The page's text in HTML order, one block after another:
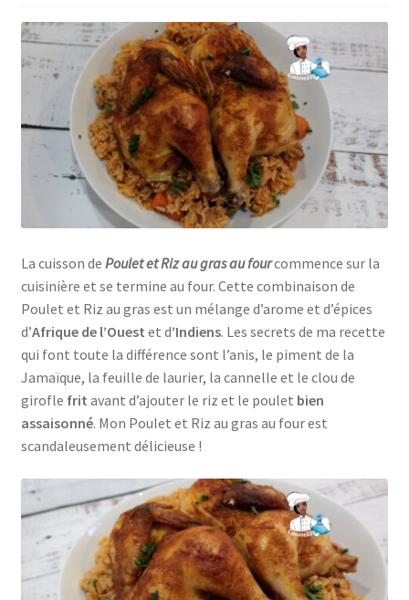
La cuisson de Poulet et Riz au gras au fourcommence sur la
cuisinière et se termine au four. Cette combinaison de
Poulet et Riz au gras est un mélange d’arome et d’épices
d’Afrique de l’Ouest et d’Indiens. Les secrets de ma recette
qui font toute la différence sont l’anis, le piment de la
Jamaïque, la feuille de laurier, la cannelle et le clou de
girofle frit avant d’ajouter le riz et le poulet bien
assaisonné. Mon Poulet et Riz au gras au four est
scandaleusement délicieuse !